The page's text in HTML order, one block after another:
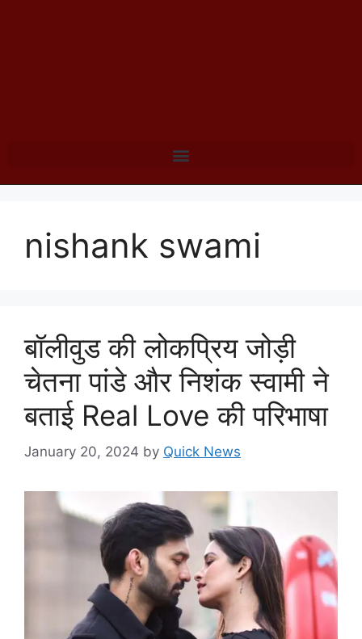
nishank swami
बॉलीवुड की लोकप्रिय जोड़ी
चेतना पांडे और निशंक स्वामी ने
बताई Real Love की परिभाषा
January 20, 2024 by Quick News